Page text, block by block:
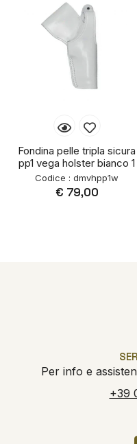
Fondina pelle tripla sicura
pp1 vega holster bianco 1
Codice : dmvhpp1w
€ 79,00
Per info e
+39